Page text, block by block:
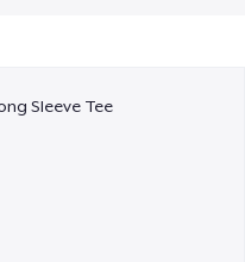
Sleeve Tee